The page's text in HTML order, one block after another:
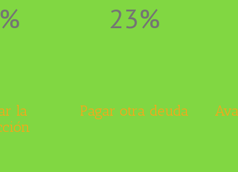
la
23%
Pagar otra deuda